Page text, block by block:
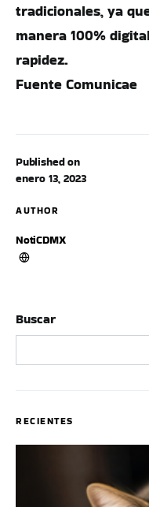
Published on
enero 13, 2023
AUTHOR
NotiCDMX
tradicionales, ya
manera 100%
rapidez.
Fuente Comunicae
Buscar
RECIENTES